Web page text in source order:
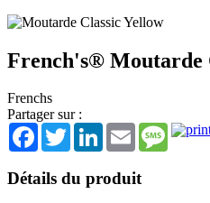
French's® Moutarde
Frenchs
Partager sur :
Facebook
TwitterLinkedInEmail
Détails du produit